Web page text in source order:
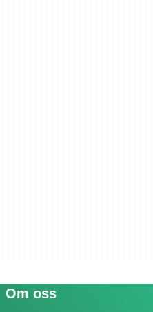
Om oss